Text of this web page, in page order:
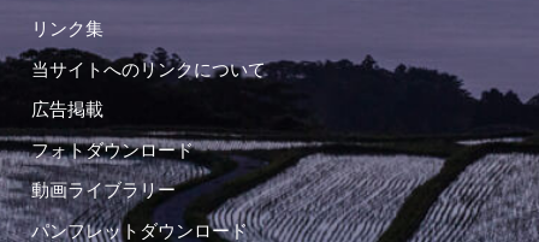
リンク集
当サイトへのリンクについて
広告掲載
フォトダウンロード
動画ライブラリー
パンフレットダウンロード